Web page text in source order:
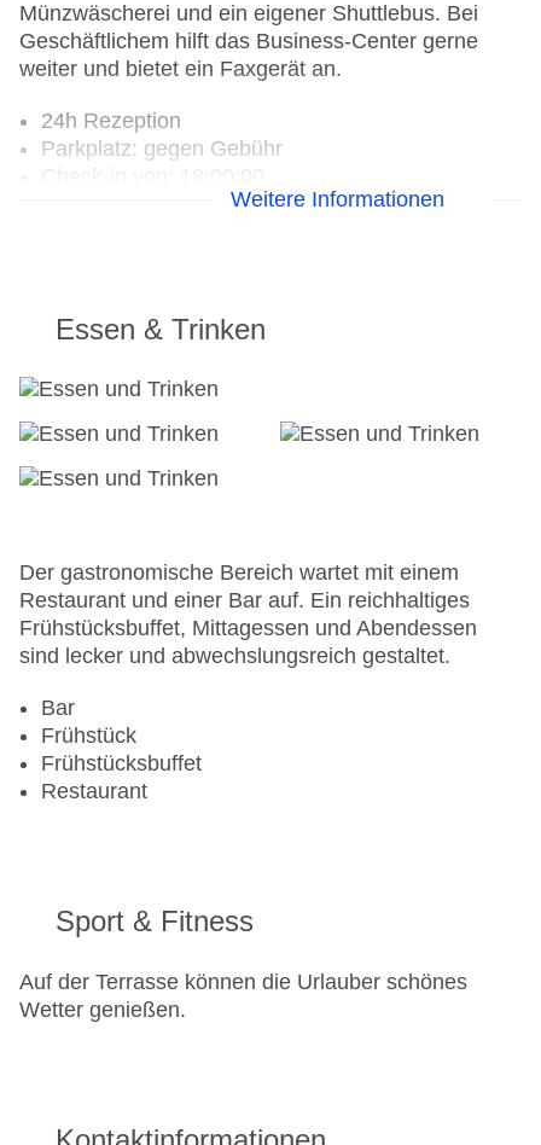
Münzwäscherei und ein eigener Shuttlebus. Bei
Geschäftlichem hilft das Business-Center gerne
weiter und bietet ein Faxgerät an.
24h Rezeption
Parkplatz: gegen Gebühr
Check-out bis: 11:00:00
WLAN/WiFi im Hotel
Lift
Haustiere: gegen Gebühr
Zimmerservice
Landeskategorie: 4 Sterne
Weitere Informationen
Essen & Trinken
Der gastronomische Bereich wartet mit einem
Restaurant und einer Bar auf. Ein reichhaltiges
Frühstücksbuffet, Mittagessen und Abendessen
sind lecker und abwechslungsreich gestaltet.
Bar
Frühstück
Frühstücksbuffet
Restaurant
Sport & Fitness
Auf der Terrasse können die Urlauber schönes
Wetter genießen.